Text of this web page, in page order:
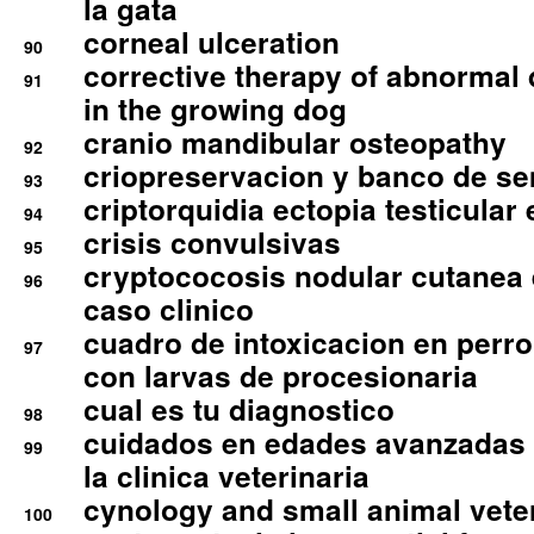
la gata
90 corneal ulceration
91
corrective therapy of abnormal
in the growing dog
92 cranio mandibular osteopathy
93 criopreservacion y banco de
94 criptorquidia ectopia testicular
95 crisis convulsivas
96
cryptococosis nodular cutanea
caso clinico
97
cuadro de intoxicacion en
con larvas de procesionaria
98 cual es tu diagnostico
99
cuidados en edades
la clinica veterinaria
100 cynology and small animal